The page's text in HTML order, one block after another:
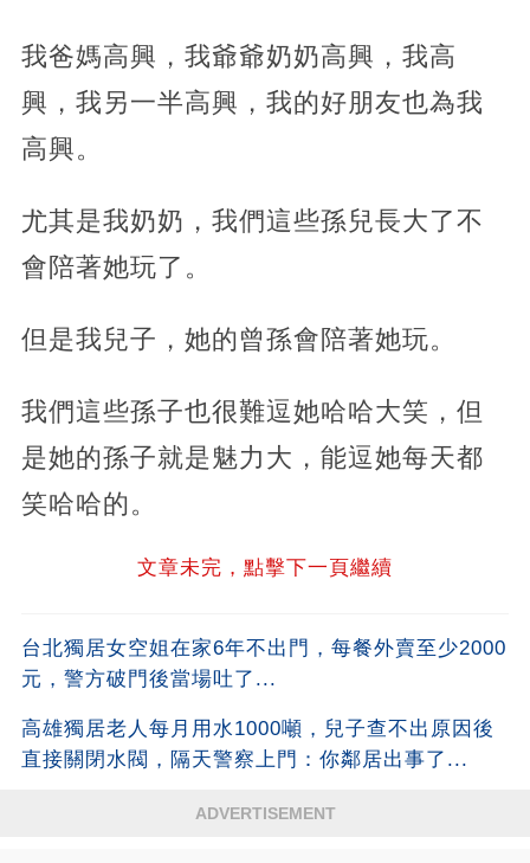
我爸媽高興，我爺爺奶奶高興，我高
興，我另一半高興，我的好朋友也為我
高興。
尤其是我奶奶，我們這些孫兒長大了不
會陪著她玩了。
但是我兒子，她的曾孫會陪著她玩。
我們這些孫子也很難逗她哈哈大笑，但
是她的孫子就是魅力大，能逗她每天都
笑哈哈的。
文章未完，點擊下一頁繼續
台北獨居女空姐在家6年不出門，每餐外賣至少2000
元，警方破門後當場吐了...
高雄獨居老人每月用水1000噸，兒子查不出原因後
直接關閉水閥，隔天警察上門：你鄰居出事了...
ADVERTISEMENT